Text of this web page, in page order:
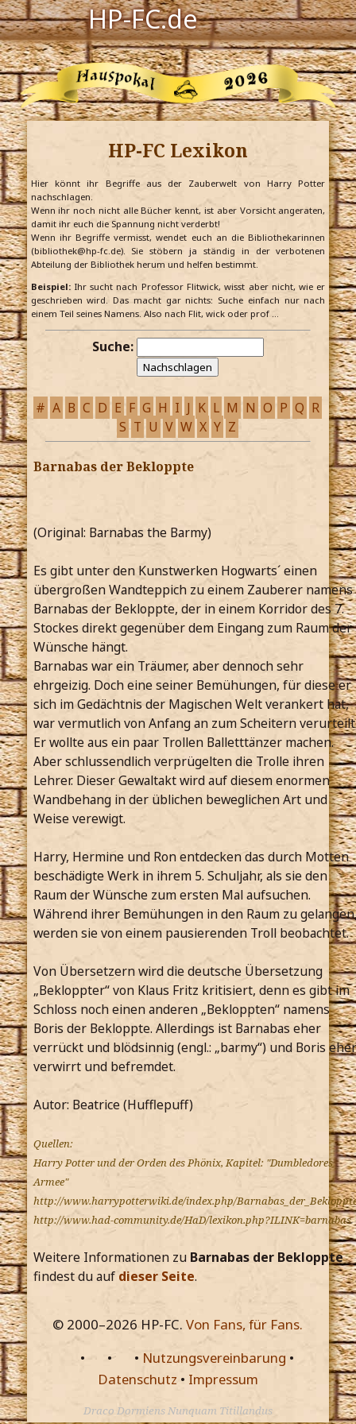
HP-FC.de
Navigation
Harry Potter
Der HP-FC
Hogwarts
Zauberwelt
Willkommen
Jetzt Fanclub-Mitglied werden!
HP-FC Lexikon
Hier könnt ihr Begriffe aus der Zauberwelt von Harry Potter
nachschlagen.
Wenn ihr noch nicht alle Bücher kennt, ist aber Vorsicht angeraten,
damit ihr euch die Spannung nicht verderbt!
Wenn ihr Begriffe vermisst, wendet euch an die Bibliothekarinnen
(bibliothek@hp-fc.de). Sie stöbern ja ständig in der verbotenen
Abteilung der Bibliothek herum und helfen bestimmt.
Beispiel:Ihr sucht nach Professor Flitwick, wisst aber nicht, wie er
geschrieben wird. Das macht gar nichts: Suche einfach nur nach
einem Teil seines Namens. Also nach Flit, wick oder prof …
Suche:
# A B C D E F G H I J K L M N O P Q R
S T U V W X Y Z
Barnabas der Bekloppte
(Original: Barnabas the Barmy)
Es gibt unter den Kunstwerken Hogwarts´ einen
übergroßen Wandteppich zu einem Zauberer namens
Barnabas der Bekloppte, der in einem Korridor des 7.
Stockes direkt gegenüber dem Eingang zum Raum der
Wünsche hängt.
Barnabas war ein Träumer, aber dennoch sehr
ehrgeizig. Doch eine seiner Bemühungen, für diese er
sich im Gedächtnis der Magischen Welt verankert hat,
war vermutlich von Anfang an zum Scheitern
Er wollte aus ein paar Trollen Balletttänzer machen.
Aber schlussendlich verprügelten die Trolle ihren
Lehrer. Dieser Gewaltakt wird auf diesem enormen
Wandbehang in der üblichen beweglichen Art und
Weise verewigt.
Harry, Hermine und Ron entdecken das durch Motten
beschädigte Werk in ihrem 5. Schuljahr, als sie den
Raum der Wünsche zum ersten Mal aufsuchen.
Während ihrer Bemühungen in den Raum zu
werden sie von einem pausierenden Troll beobachtet.
Von Übersetzern wird die deutsche Übersetzung
„Bekloppter“ von Klaus Fritz kritisiert, denn es gibt im
Schloss noch einen anderen „Bekloppten“ namens
Boris der Bekloppte. Allerdings ist Barnabas eher
verrückt und blödsinnig (engl.: „barmy“) und Boris eher
verwirrt und befremdet.
Autor: Beatrice (Hufflepuff)
Quellen:
Harry Potter und der Orden des Phönix, Kapitel: "Dumbledores
Armee"
http://www.harrypotterwiki.de/index.php/
http://www.had-community.de/HaD/lexikon.php?ILINK=barnabas
Weitere Informationen zu Barnabas der Bekloppte
findest du aufdieser Seite.
© 2000–2026 HP-FC.Von Fans, für Fans.
•
• • Nutzungsvereinbarung •
Datenschutz • Impressum
Draco Dormiens Nunquam Titillandus